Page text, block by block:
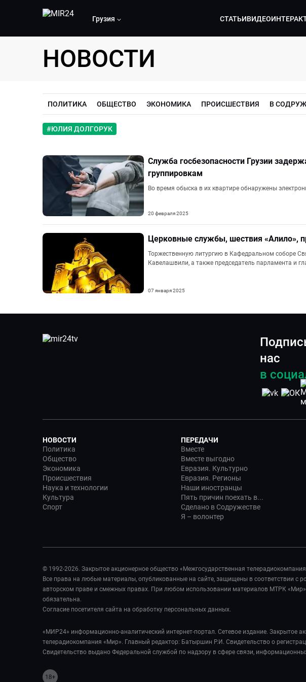
Грузия СТАТЬИВИДЕО
НОВОСТИ
ПОЛИТИКА ОБЩЕСТВО ЭКОНОМИКА ПРОИСШЕСТВИЯ В
#ЮЛИЯ ДОЛГОРУК
Служба госбезопасности Грузии
группировкам
Во время обыска в их квартире обнаружены
20 февраля 2025
Церковные службы, шествия «Алило»,
Торжественную литургию в Кафедральном соборе
Кавелашвили, а также председатель парламента и
07 января 2025
нас
в
НОВОСТИ
Политика
Общество
Экономика
Происшествия
Наука и технологии
Культура
Спорт
ПЕРЕДАЧИ
Вместе
Вместе выгодно
Евразия. Культурно
Евразия. Регионы
Наши иностранцы
Пять причин поехать в...
Сделано в Содружестве
Я – волонтер
© 1992-2026. Закрытое акционерное общество «Межгосударственная
Все права на любые материалы, опубликованные на сайте, защищены в соответствии с
авторском праве и смежных правах. При любом использовании материалов МТРК «Мир»
обязательна.
Согласие посетителя сайта на обработку персональных данных.
«МИР24» информационно-аналитический интернет-портал. Сетевое издание. Закрытое
телерадиокомпания «Мир». Главный редактор: Батыршин Р.И. Свидетельство о
Свидетельство выдано Федеральной службой по надзору в сфере связи,